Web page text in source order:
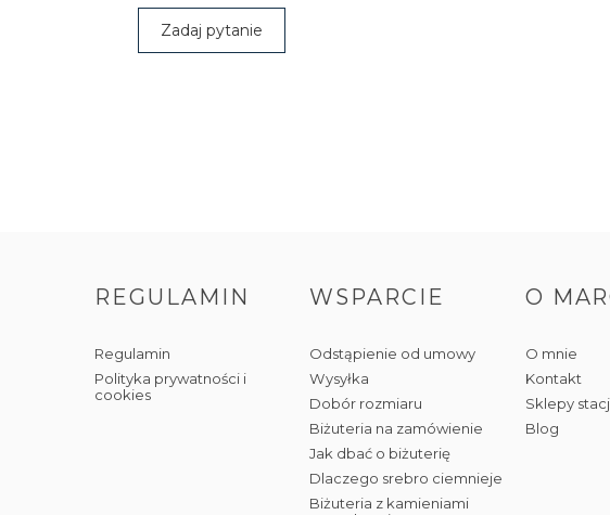
Zadaj pytanie
REGULAMIN
Regulamin
Polityka prywatności i
cookies
WSPARCIE
Odstąpienie od umowy
Wysyłka
Dobór rozmiaru
Biżuteria na zamówienie
Jak dbać o biżuterię
Dlaczego srebro ciemnieje
Biżuteria z kamieniami
O
O mnie
Kontakt
Sklepy
Blog